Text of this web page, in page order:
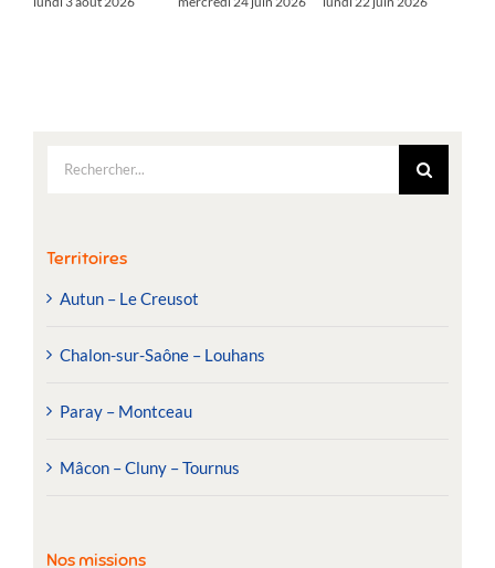
Rechercher:
Territoires
Autun – Le Creusot
Chalon-sur-Saône – Louhans
Paray – Montceau
Mâcon – Cluny – Tournus
Nos missions